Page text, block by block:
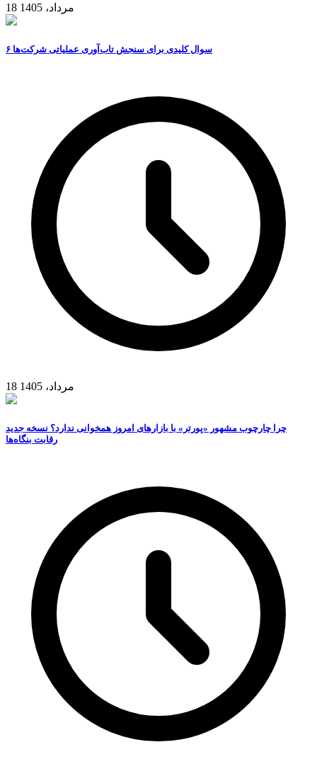
18 مرداد، 1405
۶ سوال کلیدی برای سنجش تاب‌آوری عملیاتی شرکت‌ها
18 مرداد، 1405
چرا چارچوب مشهور «پورتر» با بازارهای امروز همخوانی ندارد؟ نسخه جدید
رقابت‌ بنگاه‌ها